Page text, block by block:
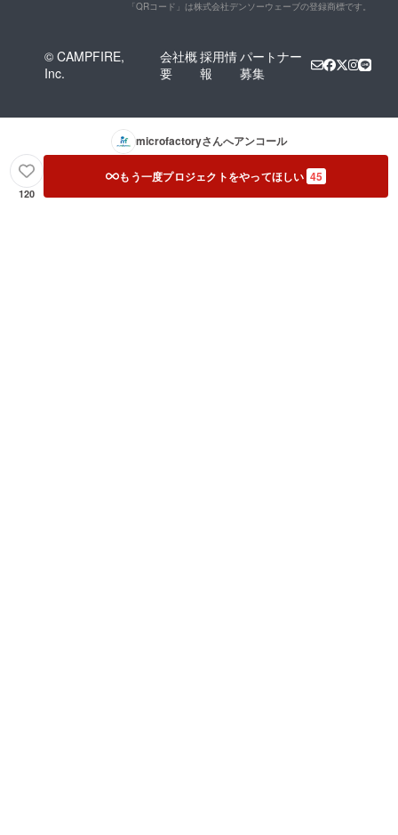
「QRコード」は株式会社デンソーウェーブの登録商標です。
© CAMPFIRE,
Inc.
会社概
要
採用情
報
パートナー
募集
microfactoryさんへアンコール
120
もう一度プロジェクトをやってほしい 45